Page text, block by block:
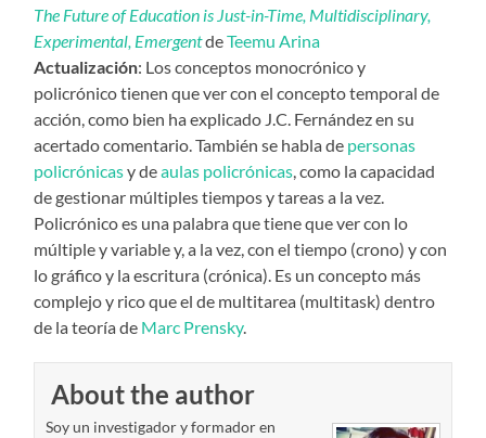
The Future of Education is Just-in-Time, Multidisciplinary,
Experimental, EmergentdeTeemu Arina
Actualización: Los conceptos monocrónico y
policrónico tienen que ver con el concepto temporal de
acción, como bien ha explicado J.C. Fernández en su
acertado comentario. También se habla de personas
policrónicasy deaulas policrónicas , como la capacidad
de gestionar múltiples tiempos y tareas a la vez.
Policrónico es una palabra que tiene que ver con lo
múltiple y variable y, a la vez, con el tiempo (crono) y con
lo gráfico y la escritura (crónica). Es un concepto más
complejo y rico que el de multitarea (multitask) dentro
de la teoría de Marc Prensky.
About the author
Soy un investigador y formador en